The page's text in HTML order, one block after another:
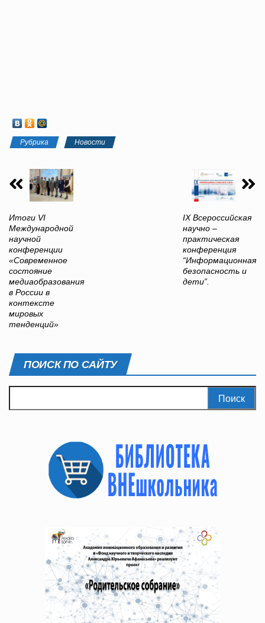
Рубрика Новости
Итоги VI
Международной
научной
конференции
«Современное
состояние
медиаобразования
в России в
контексте
мировых
тенденций»
IX Всероссийская
научно –
практическая
конференция
“Информационная
безопасность и
дети”.
ПОИСК ПО САЙТУ